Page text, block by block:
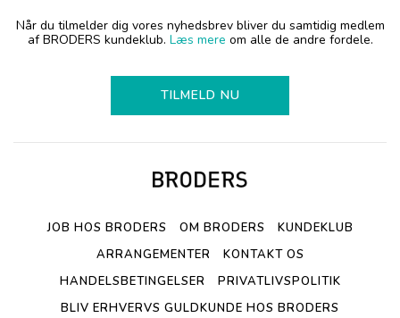
Når du tilmelder dig vores nyhedsbrev bliver du samtidig medlem
af BRODERS kundeklub. Læs mere om alle de andre fordele.
TILMELD NU
JOB HOS BRODERS OM BRODERS
KUNDEKLUB
ARRANGEMENTER
KONTAKT OS
HANDELSBETINGELSER
PRIVATLIVSPOLITIK
BLIV ERHVERVS GULDKUNDE HOS BRODERS